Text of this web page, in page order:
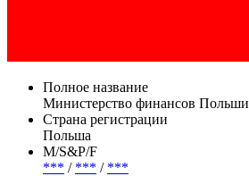
Полное название
Министерство финансов Польши
Страна регистрации
Польша
М/S&P/F
*** / *** / ***